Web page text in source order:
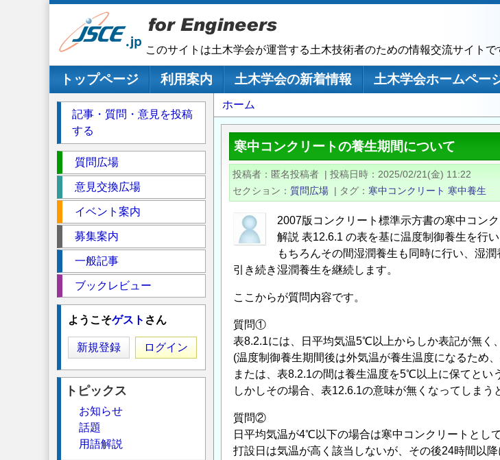
このサイトは土木学会が運営する土木技術者のための情報交流サイトで
メインナビゲーション
トップページ 利用案内 土木学会の新着情報
土木学会ホームペー
パ
ン
く
ず
ホーム
寒中コンクリートの養生期間について
投稿者 匿名投稿者 | 投稿日時
2025/02/21(金) 11:22
セクション
質問広場 | タグ 寒中コンクリート 寒中養生
2007版コンクリート標準示方書の寒中コン
解説 表12.6.1 の表を基に温度制御養生を行
もちろんその間湿潤養生も同時に行い、湿
引き続き湿潤養生を継続します。
ここからが質問内容です。
質問①
表8.2.1には、日平均気温5℃以上からしか表記が無く
(温度制御養生期間後は外気温が養生温度になるため
または、表8.2.1の間は養生温度を5℃以上に保てとい
しかしその場合、表12.6.1の意味が無くなってしまう
質問②
日平均気温が4℃以下の場合は寒中コンクリートとし
打設日は気温が高く該当しないが、その後24時間以
記事・質問・意見を投稿
する
ク
シ
質問広場
意見交換広場
イベント案内
募集案内
一般記事
ブックレビュー
ようこそゲスト さん
新規登録 ログイン
トピックス
お知らせ
話題
用語解説